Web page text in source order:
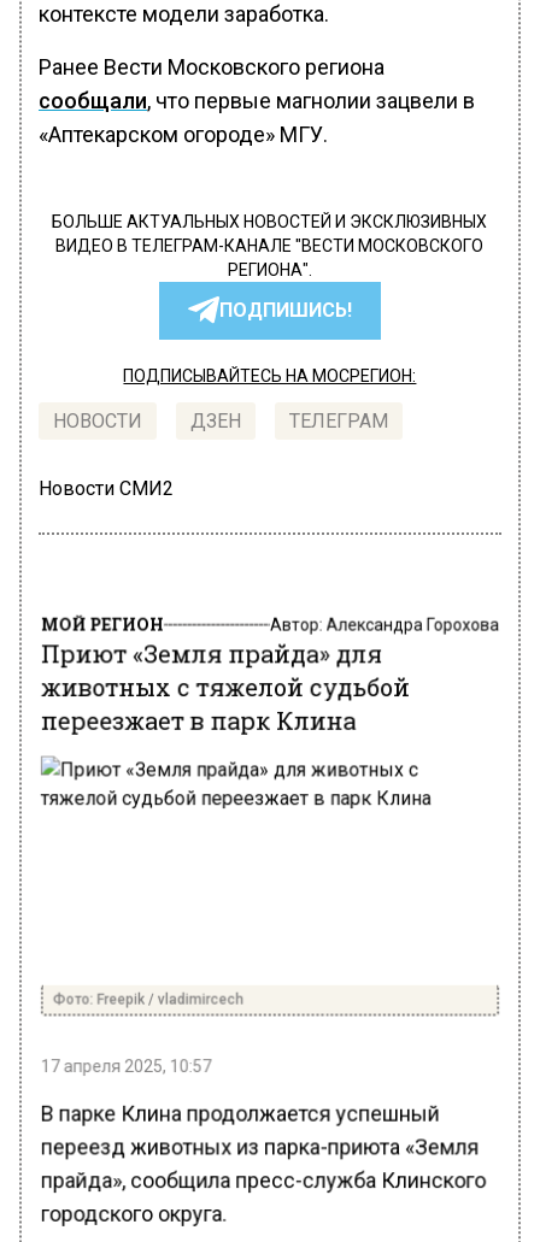
контексте модели заработка.
Ранее Вести Московского региона
сообщали, что первые магнолии зацвели в
«Аптекарском огороде» МГУ.
БОЛЬШЕ АКТУАЛЬНЫХ НОВОСТЕЙ И ЭКСКЛЮЗИВНЫХ
ВИДЕО В ТЕЛЕГРАМ-КАНАЛЕ "ВЕСТИ МОСКОВСКОГО
РЕГИОНА".
ПОДПИШИСЬ!
ПОДПИСЫВАЙТЕСЬ НА МОСРЕГИОН:
НОВОСТИ ДЗЕН ТЕЛЕГРАМ
Новости СМИ2
МОЙ РЕГИОН Автор: Александра Горохова
Приют «Земля прайда» для
животных с тяжелой судьбой
переезжает в парк Клина
Фото: Freepik / vladimircech
17 апреля 2025, 10:57
В парке Клина продолжается успешный
переезд животных из парка-приюта «Земля
прайда», сообщила пресс-служба Клинского
городского округа.